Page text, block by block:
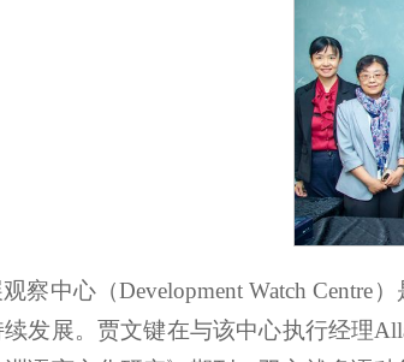
察中心（Development Watch
发展。贾文键在与该中心执行经理